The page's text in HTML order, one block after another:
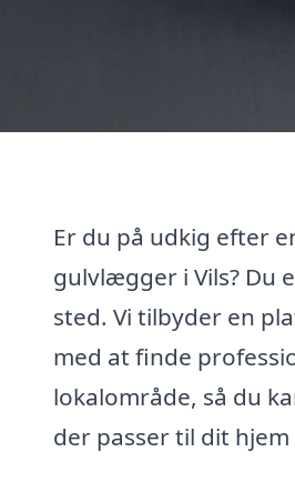
Er du på udkig efter
gulvlægger i Vils? Du
sted. Vi tilbyder en
med at finde
lokalområde, så du
der passer til dit